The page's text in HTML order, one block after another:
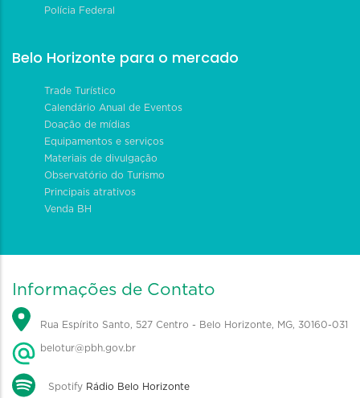
Polícia Federal
Belo Horizonte para o mercado
Trade Turístico
Calendário Anual de Eventos
Doação de mídias
Equipamentos e serviços
Materiais de divulgação
Observatório do Turismo
Principais atrativos
Venda BH
Informações de Contato
Rua Espírito Santo, 527 Centro - Belo Horizonte, MG, 30160-031
belotur@pbh.gov.br
Spotify Rádio Belo Horizonte